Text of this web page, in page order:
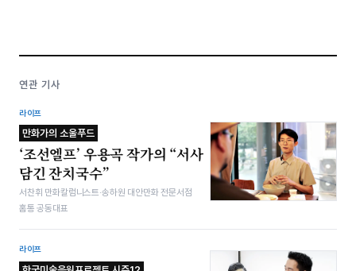
연관 기사
라이프
만화가의 소울푸드
‘조선엘프’ 우용곡 작가의 “서사
담긴 잔치국수”
서찬휘 만화칼럼니스트·송하원 대안만화 전문서점
홈통 공동대표
라이프